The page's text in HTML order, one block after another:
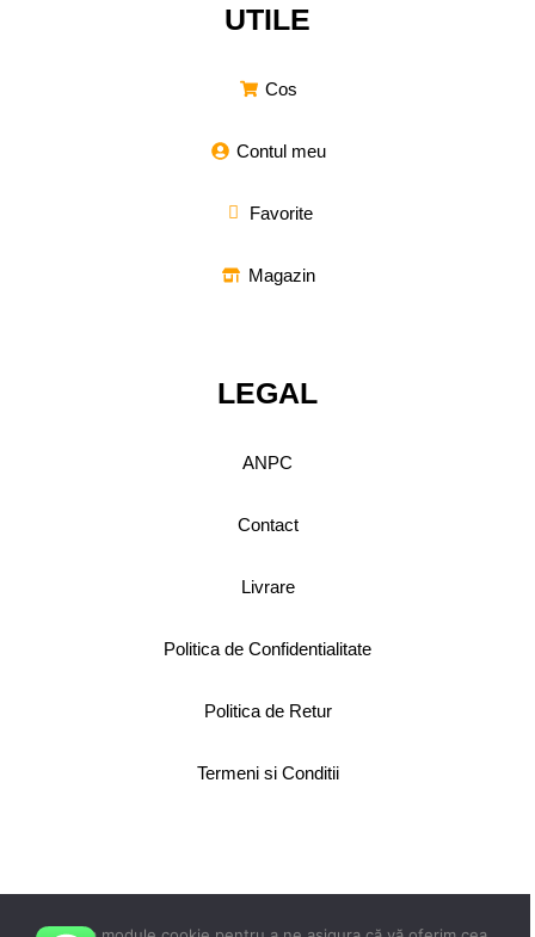
UTILE
Cos
Contul meu
Favorite
Magazin
LEGAL
ANPC
Contact
Livrare
Politica de Confidentialitate
Politica de Retur
Termeni si Conditii
Copyright 2024 © Faboli.ro
toate drepturile rezervate.